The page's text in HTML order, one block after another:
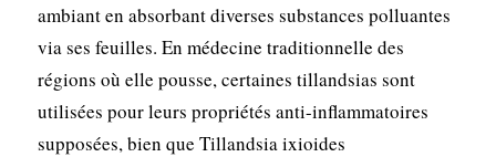
ambiant en absorbant diverses substances polluantes
via ses feuilles. En médecine traditionnelle des
régions où elle pousse, certaines tillandsias sont
utilisées pour leurs propriétés anti-inflammatoires
supposées, bien que Tillandsia ixioides